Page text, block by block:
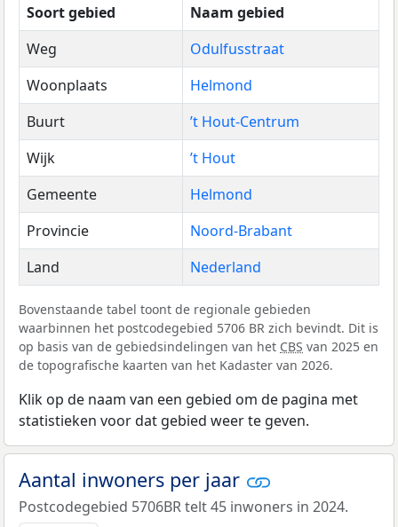
Soort gebied
Naam gebied
Weg
Odulfusstraat
Woonplaats
Helmond
Buurt
’t Hout-Centrum
Wijk
’t Hout
Gemeente
Helmond
Provincie
Noord-Brabant
Land
Nederland
Bovenstaande tabel toont de regionale gebieden
waarbinnen het postcodegebied 5706 BR zich bevindt. Dit is
op basis van de gebiedsindelingen van het CBS van 2025 en
de topografische kaarten van het Kadaster van 2026.
Klik op de naam van een gebied om de pagina met
statistieken voor dat gebied weer te geven.
Aantal inwoners per jaar
Postcodegebied 5706BR telt 45 inwoners in 2024.